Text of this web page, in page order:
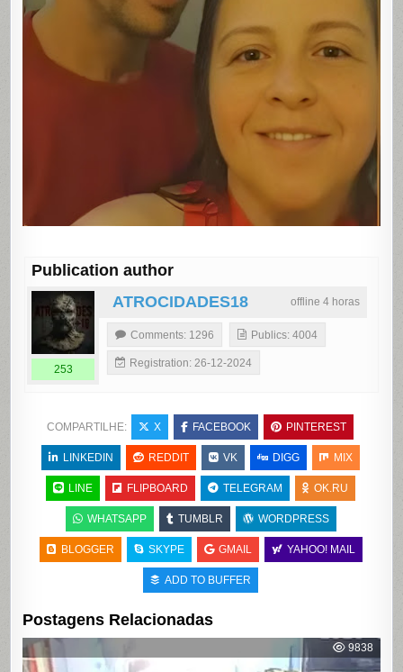
Publication author
offline 4 horas
ATROCIDADES18
253
Comments: 1296 Publics: 4004
Registration: 26-12-2024
COMPARTILHE: X FACEBOOK PINTEREST
LINKEDIN REDDIT VK DIGG MIX
LINE FLIPBOARD TELEGRAM OK.RU
WHATSAPP TUMBLR WORDPRESS
BLOGGER SKYPE GMAIL YAHOO! MAIL
ADD TO BUFFER
Postagens Relacionadas
9838